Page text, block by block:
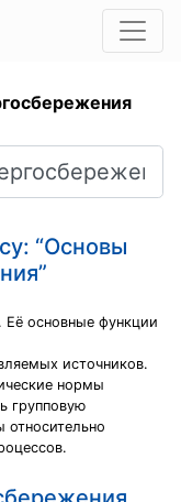
“Основы
Её основные функции
источников.
нормы
групповую